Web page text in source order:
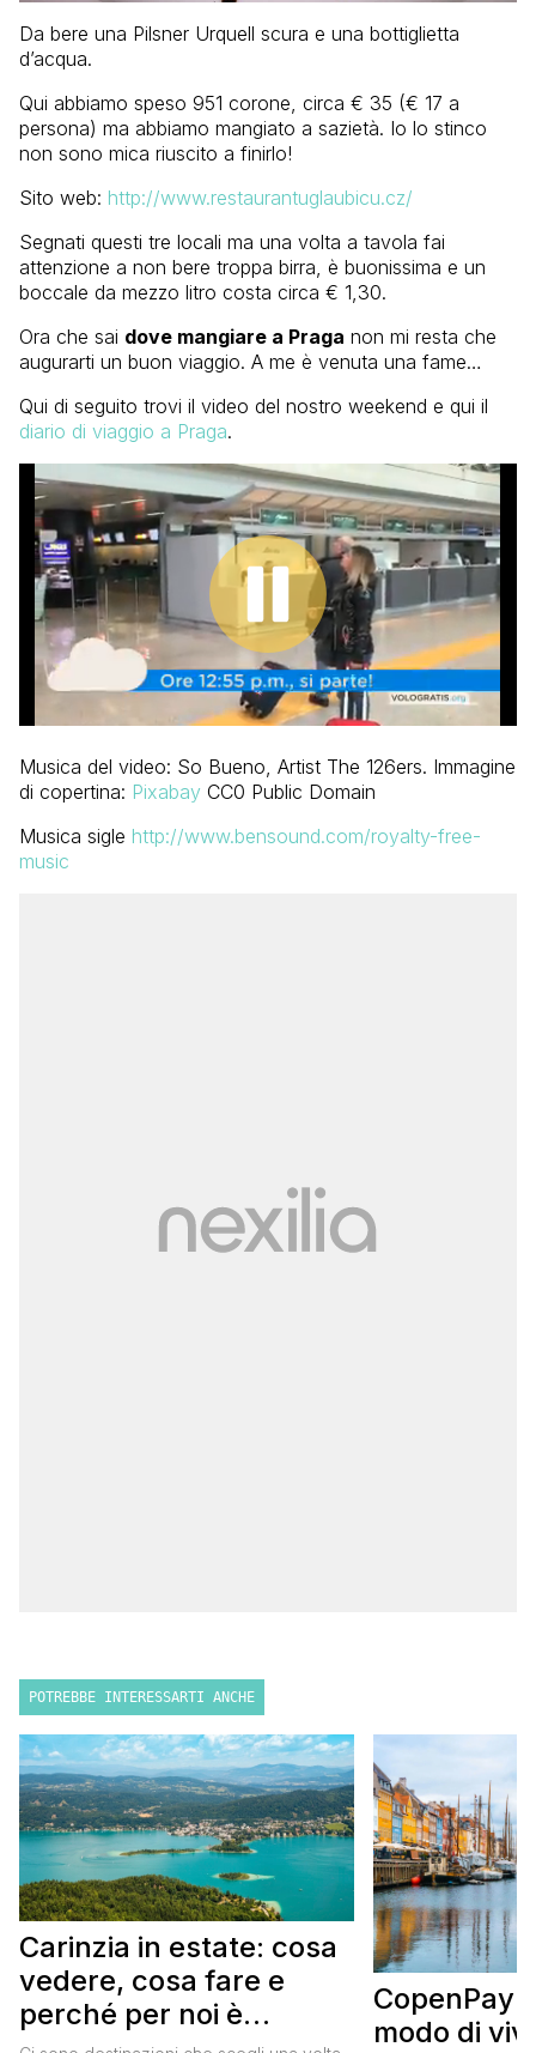
Da bere una Pilsner Urquell scura e una bottiglietta
d’acqua.
Qui abbiamo speso 951 corone, circa € 35 (€ 17 a
persona) ma abbiamo mangiato a sazietà. Io lo stinco
non sono mica riuscito a finirlo!
Sito web: http://www.restaurantuglaubicu.cz/
Segnati questi tre locali ma una volta a tavola fai
attenzione a non bere troppa birra, è buonissima e un
boccale da mezzo litro costa circa € 1,30.
Ora che sai dove mangiare a Praga non mi resta che
augurarti un buon viaggio. A me è venuta una fame…
Qui di seguito trovi il video del nostro weekend e qui il
diario di viaggio a Praga.
Musica del video: So Bueno, Artist The 126ers. Immagine
di copertina: Pixabay CC0 Public Domain
Musica sigle http://www.bensound.com/royalty-free-
music
POTREBBE INTERESSARTI ANCHE
Carinzia in estate: cosa
vedere, cosa fare e
perché per noi è
CopenPay:
modo di